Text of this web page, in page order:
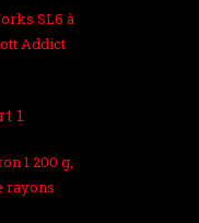
SL6 à
Addict
1
1 200 g,
rayons